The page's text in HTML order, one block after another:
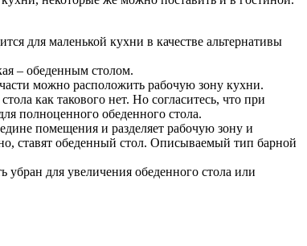
для маленькой кухни в качестве альтернативы
– обеденным столом.
можно расположить рабочую зону кухни.
как такового нет. Но согласитесь, что при
полноценного обеденного стола.
помещения и разделяет рабочую зону и
ставят обеденный стол. Описываемый тип барной
убран для увеличения обеденного стола или